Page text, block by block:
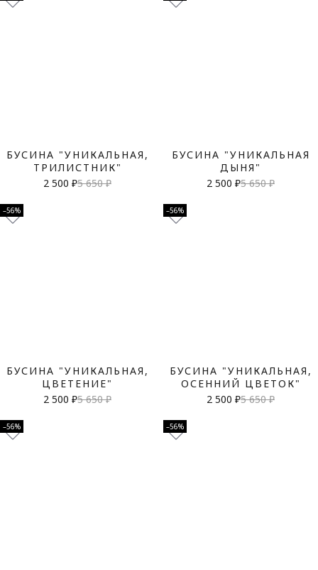
БУСИНА "УНИКАЛЬНАЯ,
ТРИЛИСТНИК"
2 500 ₽5 650 ₽
БУСИНА "УНИКАЛЬНАЯ
ДЫНЯ"
2 500 ₽5 650 ₽
–56%
БУСИНА "УНИКАЛЬНАЯ,
ЦВЕТЕНИЕ"
2 500 ₽5 650 ₽
–56%
БУСИНА "УНИКАЛЬНАЯ,
ОСЕННИЙ ЦВЕТОК"
2 500 ₽5 650 ₽
–56% –56%